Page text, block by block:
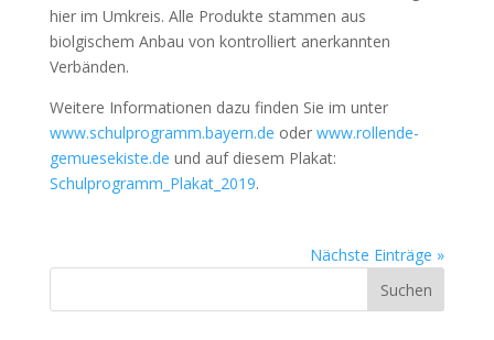
hier im Umkreis. Alle Produkte stammen aus
biolgischem Anbau von kontrolliert anerkannten
Verbänden.
Weitere Informationen dazu finden Sie im unter
www.schulprogramm.bayern.de oder www.rollende-
gemuesekiste.de und auf diesem Plakat:
Schulprogramm_Plakat_2019.
Nächste Einträge »